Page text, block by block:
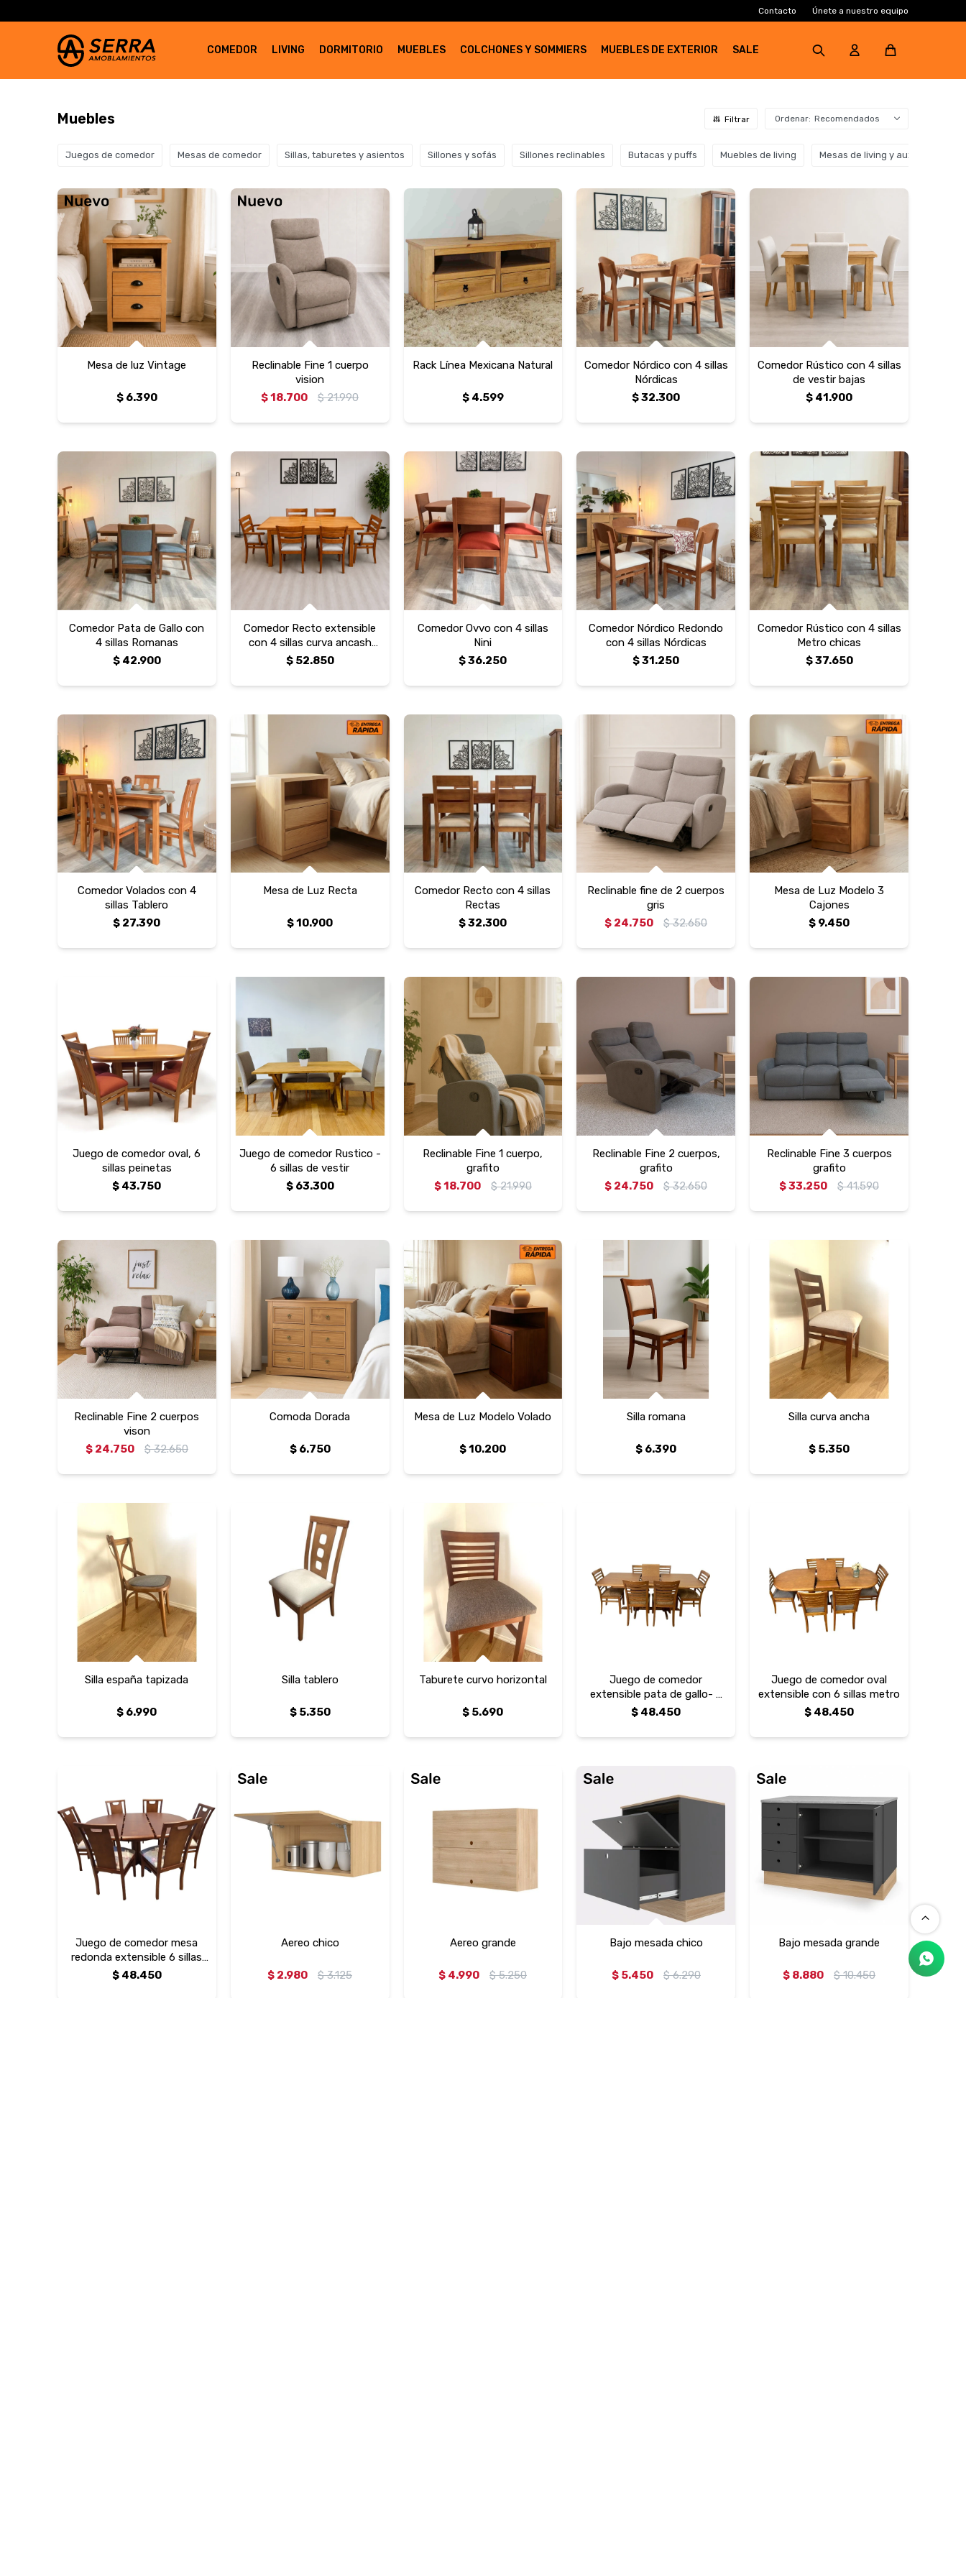
COMEDOR LIVING DORMITORIO MUEBLES COLCHONES Y SOMMIERS MUEBLES DE EXTERIOR SALE
Contacto Únete a nuestro equipo
Muebles Recomendados
Juegos de comedor Mesas de comedor Sillas, taburetes y asientos Sillones y sofás Sillones reclinables Butacas y puffs Muebles de living Mesas de living y auxiliares
Mesa de luz Vintage
$ 6.390
Reclinable Fine 1 cuerpo
vision
$18.700 $ 21.990
Rack Línea Mexicana Natural
$ 4.599
Comedor Nórdico con 4 sillas
Nórdicas
$32.300
Comedor Rústico con 4 sillas
de vestir bajas
$ 41.900
Comedor Pata de Gallo con
4 sillas Romanas
$ 42.900
Comedor Recto extensible
con 4 sillas curva ancash
más 2 con brazo
$ 52.850
Comedor Ovvo con 4 sillas
Nini
$36.250
Comedor Nórdico Redondo
con 4 sillas Nórdicas
$31.250
Comedor Rústico con 4 sillas
Metro chicas
$37.650
Comedor Volados con 4
sillas Tablero
$ 27.390
Mesa de Luz Recta
$10.900
Comedor Recto con 4 sillas
Rectas
$32.300
Reclinable fine de 2 cuerpos
gris
$ 24.750 $ 32.650
Mesa de Luz Modelo 3
Cajones
$ 9.450
Juego de comedor oval, 6
sillas peinetas
$ 43.750
Juego de comedor Rustico -
6 sillas de vestir
$ 63.300
Reclinable Fine 1 cuerpo,
grafito
$18.700 $ 21.990
Reclinable Fine 2 cuerpos,
grafito
$ 24.750 $ 32.650
Reclinable Fine 3 cuerpos
grafito
$33.250 $ 41.590
Reclinable Fine 2 cuerpos
vison
$ 24.750 $ 32.650
Comoda Dorada
$ 6.750
Mesa de Luz Modelo Volado
$10.200
Silla romana
$ 6.390
Silla curva ancha
$ 5.350
Silla españa tapizada
$ 6.990
Silla tablero
$ 5.350
Taburete curvo horizontal
$ 5.690
Juego de comedor
extensible pata de gallo- 6
sillas curvas horizontales
$ 48.450
Juego de comedor oval
extensible con 6 sillas metro
$ 48.450
Juego de comedor mesa
redonda extensible 6 sillas
uñero
$ 48.450
Aereo chico
$ 2.980 $ 3.125
Aereo grande
$ 4.990 $ 5.250
Bajo mesada chico
$ 5.450 $ 6.290
Bajo mesada grande
$ 8.880 $ 10.450